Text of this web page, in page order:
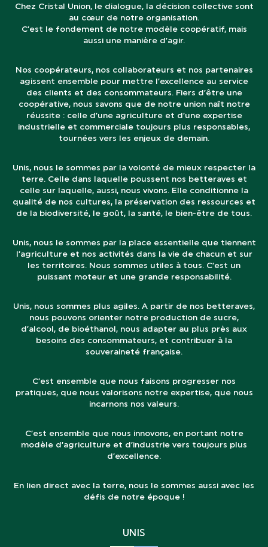
Chez Cristal Union, le dialogue, la décision collective sont
au cœur de notre organisation.
C’est le fondement de notre modèle coopératif, mais
aussi une manière d’agir.
Nos coopérateurs, nos collaborateurs et nos partenaires
agissent ensemble pour mettre l’excellence au service
des clients et des consommateurs. Fiers d’être une
coopérative, nous savons que de notre union naît notre
réussite : celle d’une agriculture et d’une expertise
industrielle et commerciale toujours plus responsables,
tournées vers les enjeux de demain.
Unis, nous le sommes par la volonté de mieux respecter la
terre. Celle dans laquelle poussent nos betteraves et
celle sur laquelle, aussi, nous vivons. Elle conditionne la
qualité de nos cultures, la préservation des ressources et
de la biodiversité, le goût, la santé, le bien-être de tous.
Unis, nous le sommes par la place essentielle que tiennent
l’agriculture et nos activités dans la vie de chacun et sur
les territoires. Nous sommes utiles à tous. C’est un
puissant moteur et une grande responsabilité.
Unis, nous sommes plus agiles. A partir de nos betteraves,
nous pouvons orienter notre production de sucre,
d’alcool, de bioéthanol, nous adapter au plus près aux
besoins des consommateurs, et contribuer à la
souveraineté française.
C’est ensemble que nous faisons progresser nos
pratiques, que nous valorisons notre expertise, que nous
incarnons nos valeurs.
C’est ensemble que nous innovons, en portant notre
modèle d’agriculture et d’industrie vers toujours plus
d’excellence.
En lien direct avec la terre, nous le sommes aussi avec les
défis de notre époque !
UNIS